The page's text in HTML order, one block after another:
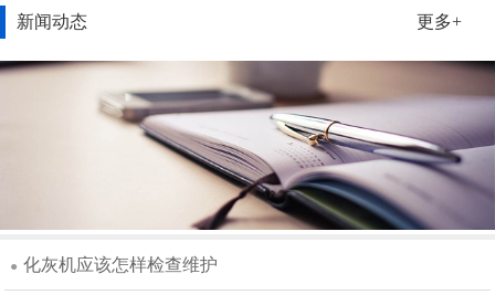
新闻动态 更多+
● 化灰机应该怎样检查维护